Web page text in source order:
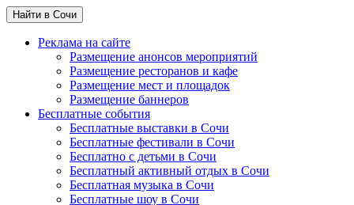
Найти в Сочи
Реклама на сайте
Размещение анонсов мероприятий
Размещение ресторанов и кафе
Размещение мест и площадок
Размещение баннеров
Бесплатные события
Бесплатные выставки в Сочи
Бесплатные фестивали в Сочи
Бесплатно с детьми в Сочи
Бесплатный активный отдых в Сочи
Бесплатная музыка в Сочи
Бесплатные шоу в Сочи